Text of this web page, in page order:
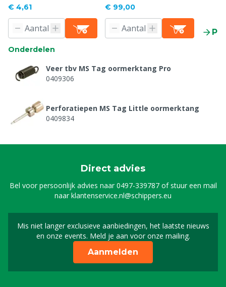
€ 4,61 € 99,00
Onderdelen
Veer tbv MS Tag oormerktang Pro
0409306
Perforatiepen MS Tag Little oormerktang
0409834
Direct advies
Bel voor persoonlijk advies naar0497-339787of stuur een mail
naarklantenservice.nl@schippers.eu
Mis niet langer exclusieve aanbiedingen, het laatste nieuws
en onze events. Meld je aan voor onze mailing.
Schrijf je in voor onze
Aanmelden